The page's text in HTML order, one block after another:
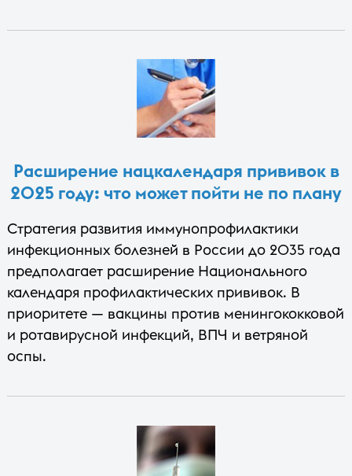
Расширение нацкалендаря прививок в
2025 году: что может пойти не по плану
Стратегия развития иммунопрофилактики
инфекционных болезней в России до 2035 года
предполагает расширение Национального
календаря профилактических прививок. В
приоритете — вакцины против менингококковой
и ротавирусной инфекций, ВПЧ и ветряной
оспы.